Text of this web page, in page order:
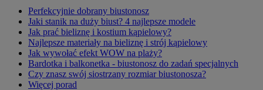
Perfekcyjnie dobrany biustonosz
Jaki stanik na duży biust? 4 najlepsze modele
Jak prać bieliznę i kostium kąpielowy?
Najlepsze materiały na bieliznę i strój kąpielowy
Jak wywołać efekt WOW na plaży?
Bardotka i balkonetka - biustonosz do zadań specjalnych
Czy znasz swój siostrzany rozmiar biustonosza?
Więcej porad